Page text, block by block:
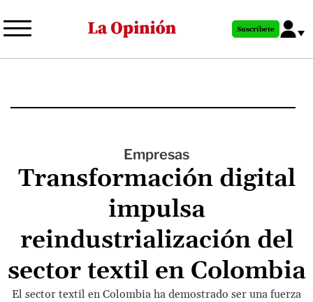
al
principal
Suscríbete
Empresas
Transformación digital
impulsa
reindustrialización del
sector textil en Colombia
El sector textil en Colombia ha demostrado ser una fuerza